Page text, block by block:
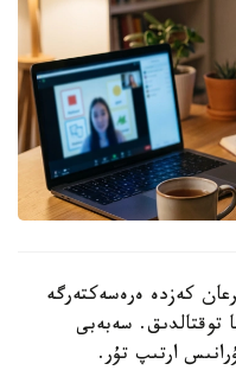
كەزدە ەرەسەكتەرگە
توقتالدىق. سەبەبى
ارتىپ تۇر.